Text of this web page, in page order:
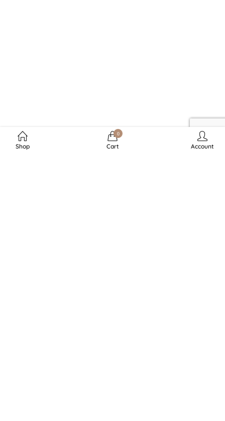
Shop
0
Cart Account